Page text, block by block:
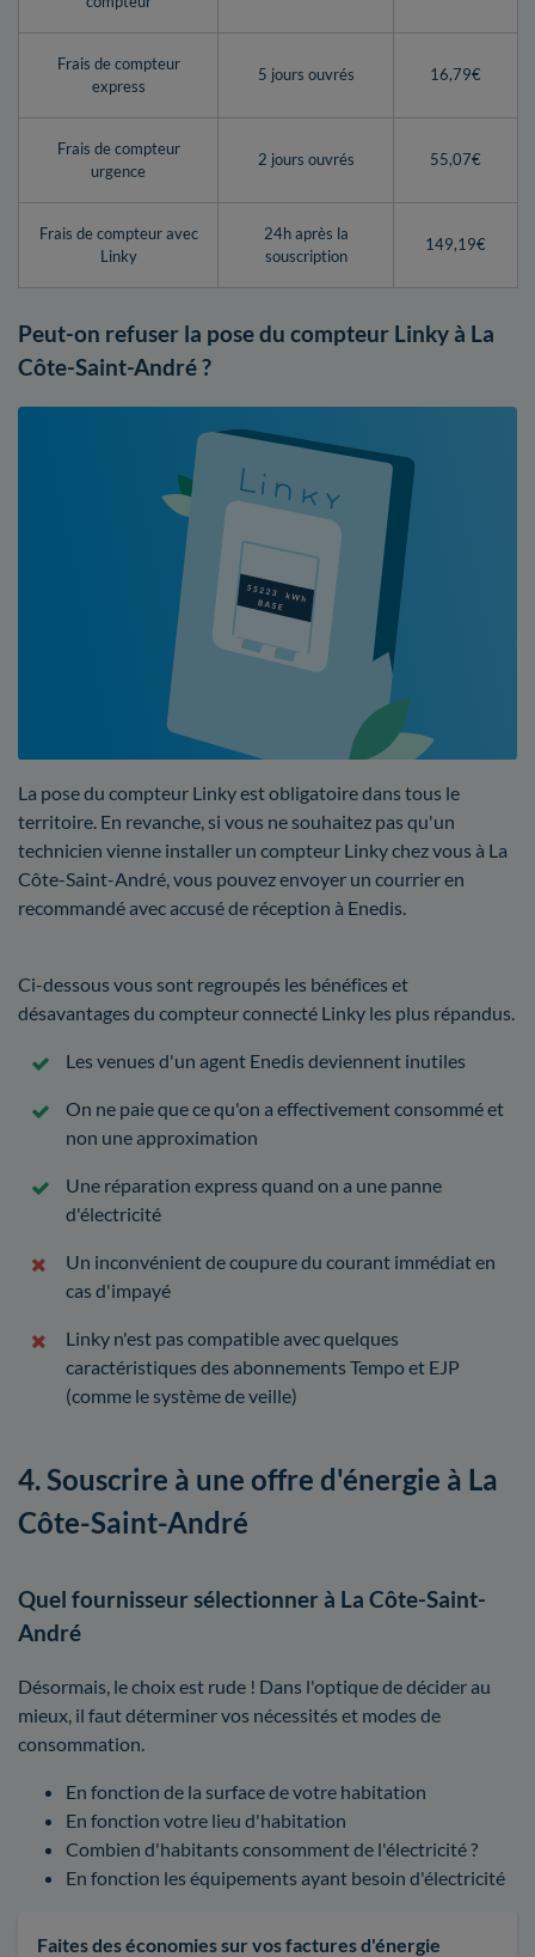
Frais de compteur
express
5 jours ouvrés 16,79€
Frais de compteur
urgence
2 jours ouvrés 55,07€
Frais de compteur avec
Linky
24h après la
souscription
149,19€
Peut-on refuser la pose du compteur Linky à La
Côte-Saint-André ?
La pose du compteur Linky est obligatoire dans tous le
territoire. En revanche, si vous ne souhaitez pas qu'un
technicien vienne installer un compteur Linky chez vous à La
Côte-Saint-André, vous pouvez envoyer un courrier en
recommandé avec accusé de réception à Enedis.
Ci-dessous vous sont regroupés les bénéfices et
désavantages du compteur connecté Linky les plus répandus.
Les venues d'un agent Enedis deviennent inutiles
On ne paie que ce qu'on a effectivement consommé et
non une approximation
Une réparation express quand on a une panne
d'électricité
Un inconvénient de coupure du courant immédiat en
cas d'impayé
Linky n'est pas compatible avec quelques
caractéristiques des abonnements Tempo et EJP
(comme le système de veille)
4. Souscrire à une offre d'énergie à La
Côte-Saint-André
Quel fournisseur sélectionner à La Côte-Saint-
André
Désormais, le choix est rude ! Dans l'optique de décider au
mieux, il faut déterminer vos nécessités et modes de
consommation.
En fonction de la surface de votre habitation
En fonction votre lieu d'habitation
Combien d'habitants consomment de l'électricité ?
En fonction les équipements ayant besoin d'électricité
Faites des économies sur vos factures d'énergie